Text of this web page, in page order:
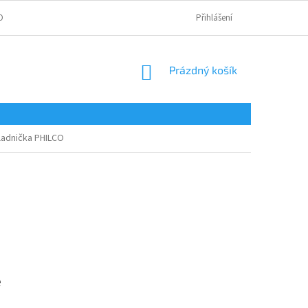
ÚDAJŮ Přihlášení
NÁKUPNÍ
Prázdný košík
PHILCO